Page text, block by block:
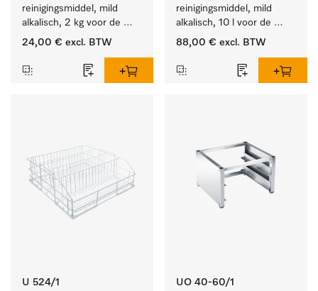
reinigingsmiddel, mild
alkalisch, 2 kg voor de
reiniging van sterk
bestek en glazen.
24,00 € excl. BTW
reinigingsmiddel, mild
alkalisch, 10 l voor de
reiniging van lichte
bestek en glazen.
88,00 € excl. BTW
U 524/1 UO 40-60/1